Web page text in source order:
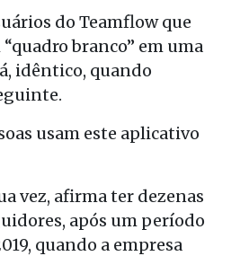
do Teamflow que
“quadro branco” em uma
idêntico, quando
usam este aplicativo
vez, afirma ter dezenas
após um período
quando a empresa